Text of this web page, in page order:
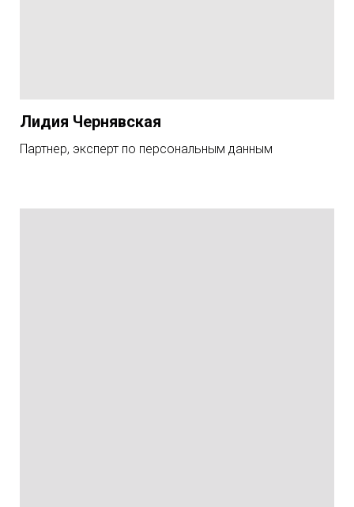
Лидия Чернявская
Партнер, эксперт по персональным данным